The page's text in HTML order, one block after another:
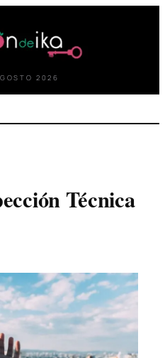
2026
Técnica